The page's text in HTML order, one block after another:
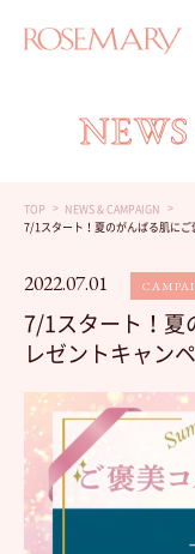
TOP
NEWS & CAMPAIGN
7/1スタート！夏のがんばる肌に
2022.07.01
7/1スタート！
レゼントキャン